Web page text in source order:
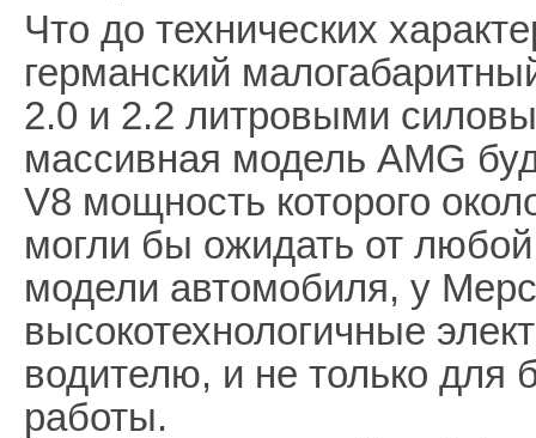
Что до технических
германский
2.0 и 2.2 литровыми
массивная модель AMG
V8 мощность которого
могли бы ожидать от
модели автомобиля, у
высокотехнологичные
водителю, и не только для
работы.